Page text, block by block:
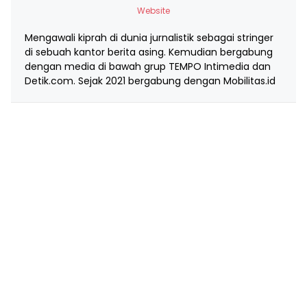
Website
Mengawali kiprah di dunia jurnalistik sebagai stringer
di sebuah kantor berita asing. Kemudian bergabung
dengan media di bawah grup TEMPO Intimedia dan
Detik.com. Sejak 2021 bergabung dengan Mobilitas.id